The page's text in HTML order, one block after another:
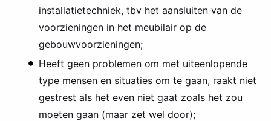
installatietechniek, tbv het aansluiten van de
voorzieningen in het meubilair op de
gebouwvoorzieningen;
Heeft geen problemen om met uiteenlopende
type mensen en situaties om te gaan, raakt niet
gestrest als het even niet gaat zoals het zou
moeten gaan (maar zet wel door);